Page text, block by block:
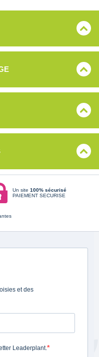
Un site 100% sécurisé
PAIEMENT SECURISE
et des
Leaderplant.